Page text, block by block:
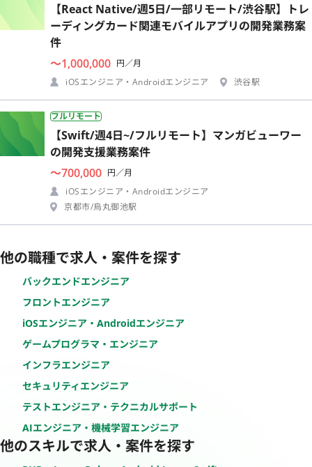
【React Native/週5日/一部リモート/渋谷駅】トレ
ーディングカード関連モバイルアプリの開発業務案
件
〜1,000,000 円／月
iOSエンジニア・Androidエンジニア
渋谷駅
フルリモート
【Swift/週4日~/フルリモート】マンガビューワー
の開発支援業務案件
〜700,000 円／月
iOSエンジニア・Androidエンジニア
京都市/烏丸御池駅
他の職種で求人・案件を探す
バックエンドエンジニア
フロントエンジニア
iOSエンジニア・Androidエンジニア
ゲームプログラマ・エンジニア
インフラエンジニア
セキュリティエンジニア
テストエンジニア・テクニカルサポート
AIエンジニア・機械学習エンジニア
他のスキルで求人・案件を探す